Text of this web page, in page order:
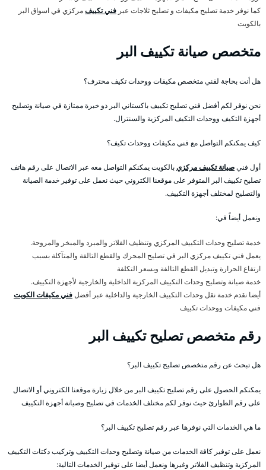
كما نوفر خدمة تصليح مكيفات و تصليح ثلاجات عبر فني تكييفمركزي في اسواق البر
بالكويت
متخصص صيانة تكييف البر
هل أنت بحاجة لفني متخصص مكيفات ووحدات تكيف محترف؟
نحن نوفر لكم أفضل فني تصليح تكييف باكستاني البر ذو خبرة ممتازة في صيانة وتصليح
أجهزة التكيف ووحدات التكيف المركزية والسنترال.
كيف يمكنكم التواصل مع فني مكيفات ووحدات تكيف؟
أول فنيصيانة تكييف مركزيبالكويت يمكنكم التواصل معه عبر الاتصال على رقم هاتف
تصليح تكييف البر المتوفر على موقعنا الكتروني حيث نعمل على توفير خدمة الصيانة
والتصليح لمختلف أجهزة التكييف.
ونعمل أيضاً في:
خدمة تصليح وحدات التكييف المركزي وتنظيف الفلاتر والمبرد والمبخر والمروحة.
يعمل فني تكييف مركزي البر في تصليح المحرك والقطع التالفة والمتآكلة بسبب
ارتفاع الحرارة وتبديل القطع التالفة وبسعر التكلفة
خدمة صيانة وتصليح وحدات التكييف المركزية الداخلية والخارجية لأجهزة التكييف.
أيضا نقدم خدمة نقل وحدات التكييف الخارجية والداخلية عبر أفضلفني مكيفات الكويت
فني مكيفات ووحدات تكييف
رقم متخصص تصليح تكييف البر
هل تبحث عن رقم متخصص تصليح تكييف البر؟
يمكنكم الحصول على رقم تصليح تكييف البر من خلال زيارة موقعنا الكتروني أو الاتصال
على رقم الطوارئ حيث نوفر لكم مختلف الخدمات في تصليح وصيانة أجهزة التكييف
ما هي الخدمات التي نوفرها عبر رقم تصليح تكييف البر؟
نعمل على توفير كافة الخدمات من صيانة وتصليح وحدات التكييف وتركيب دكتات التكييف
المركزية وتنظيف الفلاتر وغيرها ونعمل أيضا على توفير الخدمات التالية: